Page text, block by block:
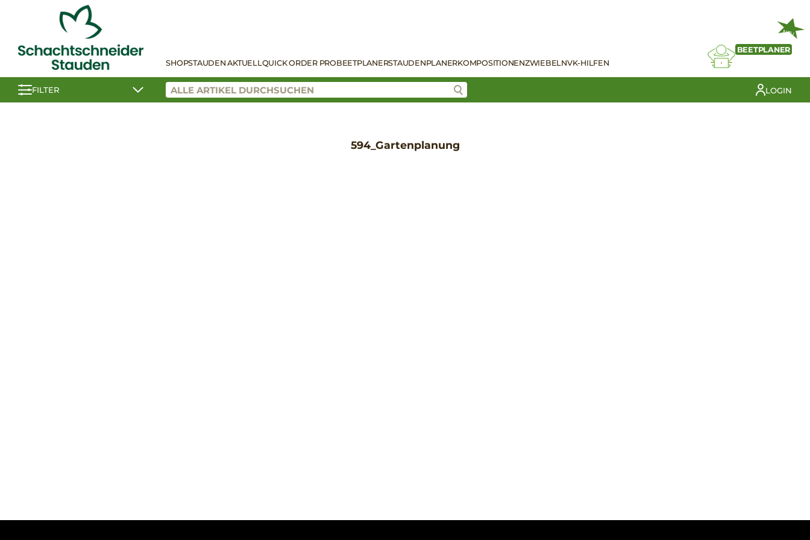
SHOPSTAUDEN AKTUELLQUICK ORDER PROBEETPLANERSTAUDENPLANERKOMPOSITIONENZWIEBELNVK-HILFEN
NEU
BEETPLANER
FILTER LOGIN
594_Gartenplanung